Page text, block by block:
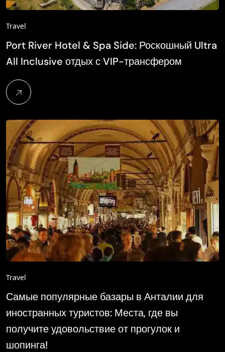
Travel
Port River Hotel & Spa Side: Роскошный Ultra
All Inclusive отдых с VIP-трансфером
Travel
Самые популярные базары в Анталии для
иностранных туристов: Места, где вы
получите удовольствие от прогулок и
шопинга!